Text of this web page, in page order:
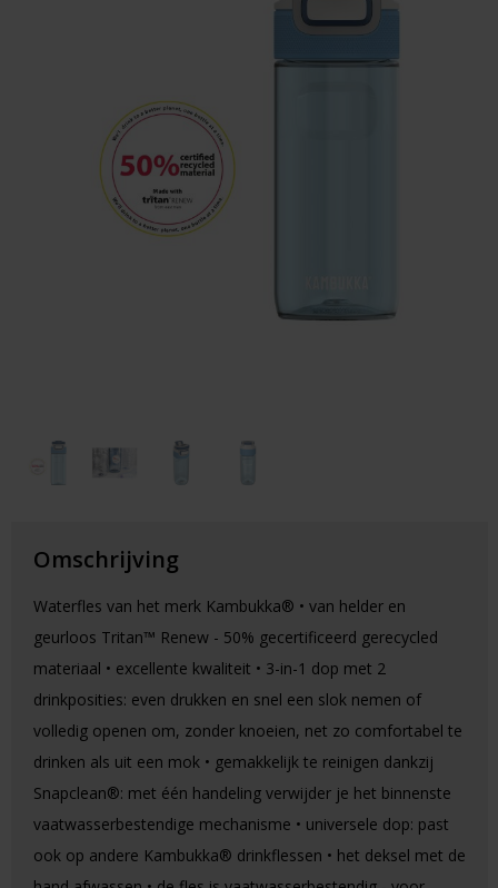
Huis & Lifestyle
Outdoor & Vrije Tijd
Auto & Veiligheid
Omschrijving
Waterfles van het merk Kambukka® • van helder en
geurloos Tritan™ Renew - 50% gecertificeerd gerecycled
materiaal • excellente kwaliteit • 3-in-1 dop met 2
drinkposities: even drukken en snel een slok nemen of
volledig openen om, zonder knoeien, net zo comfortabel te
drinken als uit een mok • gemakkelijk te reinigen dankzij
Snapclean®: met één handeling verwijder je het binnenste
vaatwasserbestendige mechanisme • universele dop: past
ook op andere Kambukka® drinkflessen • het deksel met de